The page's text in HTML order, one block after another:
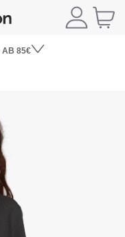
AB 85€